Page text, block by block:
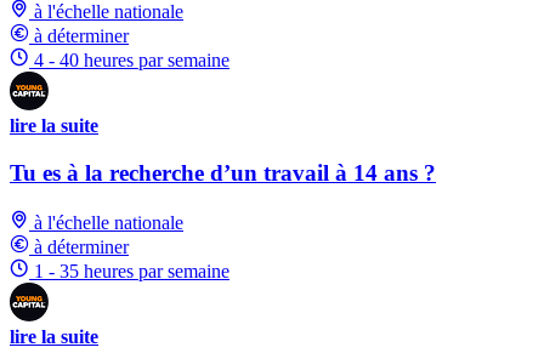
à l'échelle nationale
à déterminer
4 - 40 heures par semaine
lire la suite
Tu es à la recherche d’un travail à 14 ans ?
à l'échelle nationale
à déterminer
1 - 35 heures par semaine
lire la suite